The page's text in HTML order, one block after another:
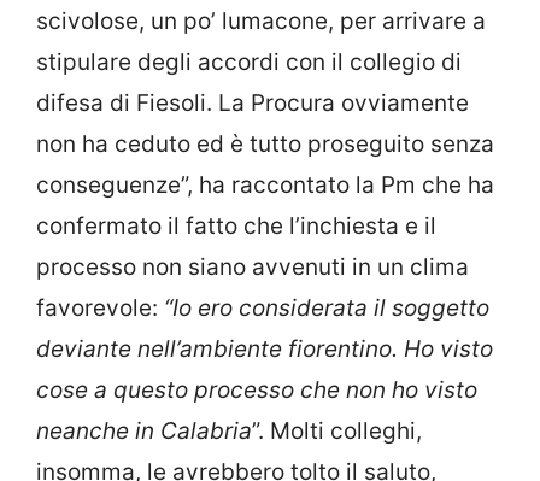
scivolose, un po’ lumacone, per arrivare a
stipulare degli accordi con il collegio di
difesa di Fiesoli. La Procura ovviamente
non ha ceduto ed è tutto proseguito senza
conseguenze”, ha raccontato la Pm che ha
confermato il fatto che l’inchiesta e il
processo non siano avvenuti in un clima
favorevole: “Io ero considerata il soggetto
deviante nell’ambiente fiorentino. Ho visto
cose a questo processo che non ho visto
neanche in Calabria”. Molti colleghi,
insomma, le avrebbero tolto il saluto,